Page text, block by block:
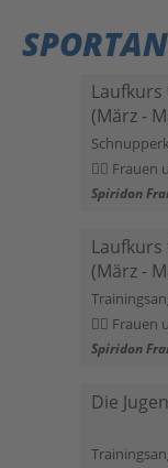
(März -
Frauen
Spiridon
(März -
Frauen
Spiridon
Die